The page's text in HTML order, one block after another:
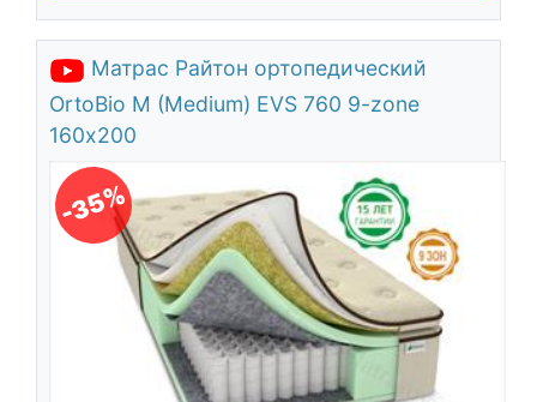
Матрас Райтон ортопедический
OrtoBio M (Medium) EVS 760 9-zone
160х200
-35%